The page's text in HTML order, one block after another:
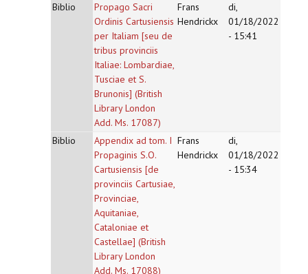
Biblio
Propago Sacri
Ordinis Cartusiensis
per Italiam [seu de
tribus provinciis
Italiae: Lombardiae,
Tusciae et S.
Brunonis] (British
Library London
Add. Ms. 17087)
Frans
Hendrickx
di,
01/18/2022
- 15:41
Biblio
Appendix ad tom. I
Propaginis S.O.
Cartusiensis [de
provinciis Cartusiae,
Provinciae,
Aquitaniae,
Cataloniae et
Castellae] (British
Library London
Add. Ms. 17088)
Frans
Hendrickx
di,
01/18/2022
- 15:34